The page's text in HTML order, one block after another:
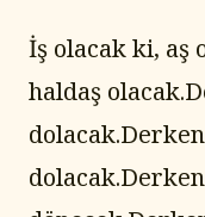
İş olacak ki, aş
haldaş